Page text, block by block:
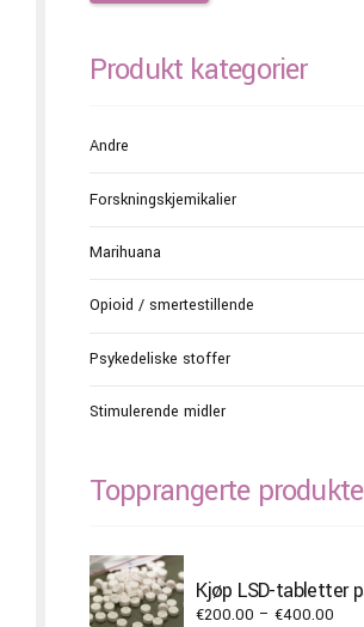
Produkt kategorier
Andre
Forskningskjemikalier
Marihuana
Opioid / smertestillende
Psykedeliske stoffer
Stimulerende midler
Topprangerte
Kjøp LSD-tabletter
€200.00 – €400.00